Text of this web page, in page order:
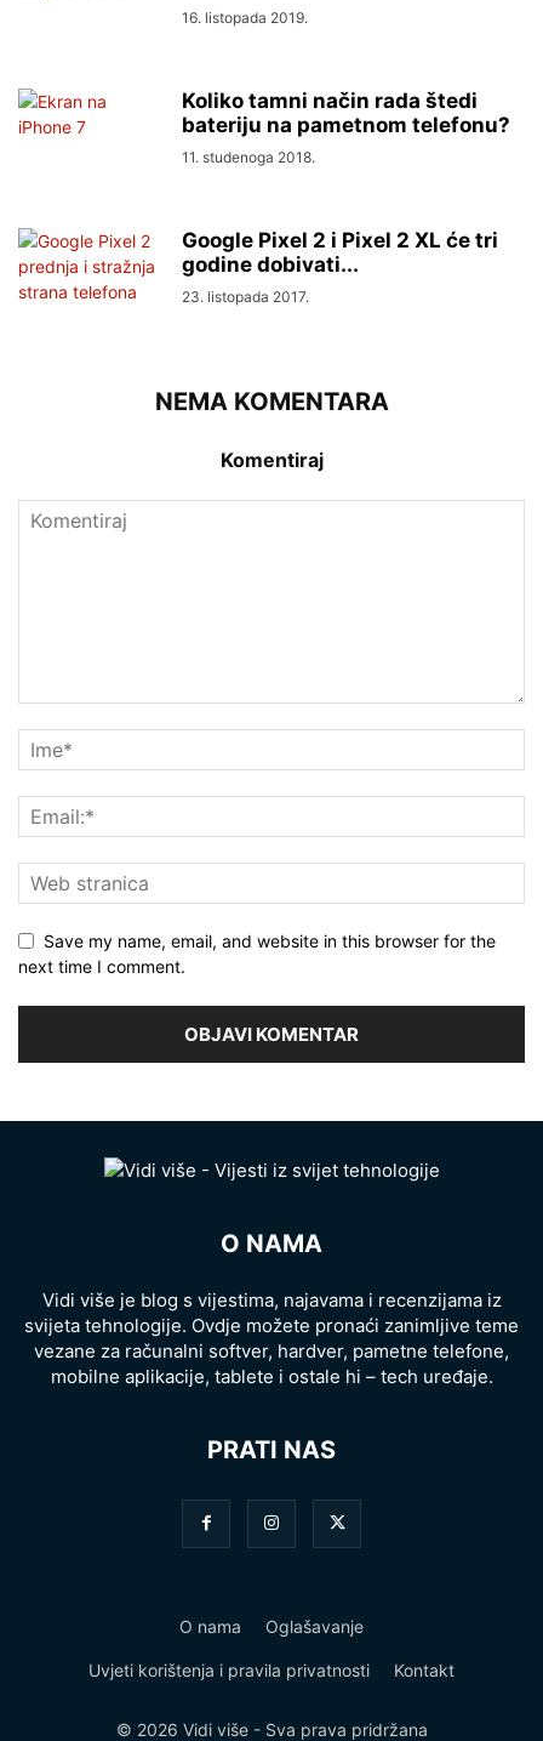
16. listopada 2019.
Koliko tamni način rada štedi
bateriju na pametnom telefonu?
11. studenoga 2018.
Google Pixel 2 i Pixel 2 XL će tri
godine dobivati...
23. listopada 2017.
NEMA KOMENTARA
Komentiraj
Save my name, email, and website in this browser for the
next time I comment.
O NAMA
Vidi više je blog s vijestima, najavama i recenzijama iz
svijeta tehnologije. Ovdje možete pronaći zanimljive teme
vezane za računalni softver, hardver, pametne telefone,
mobilne aplikacije, tablete i ostale hi – tech uređaje.
PRATI NAS
O nama Oglašavanje
Uvjeti korištenja i pravila privatnosti Kontakt
© 2026 Vidi više - Sva prava pridržana